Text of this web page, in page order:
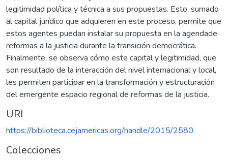
legitimidad política y técnica a sus propuestas. Esto, sumado
al capital jurídico que adquieren en este proceso, permite que
estos agentes puedan instalar su propuesta en la agendade
reformas a la justicia durante la transición democrática.
Finalmente, se observa cómo este capital y legitimidad, que
son resultado de la interacción del nivel internacional y local,
les permiten participar en la transformación y estructuración
del emergente espacio regional de reformas de la justicia.
URI
https://biblioteca.cejamericas.org/handle/2015/2580
Colecciones